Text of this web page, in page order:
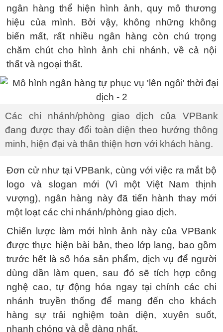
ngân hàng thể hiện hình ảnh, quy mô thương
hiệu của mình. Bởi vậy, không những không
biến mất, rất nhiều ngân hàng còn chú trọng
chăm chút cho hình ảnh chi nhánh, về cả nội
thất và ngoại thất.
Các chi nhánh/phòng giao dịch của VPBank
đang được thay đổi toàn diện theo hướng thông
minh, hiện đại và thân thiện hơn với khách hàng.
Đơn cử như tại VPBank, cùng với việc ra mắt bộ
logo và slogan mới (Vì một Việt Nam thịnh
vượng), ngân hàng này đã tiến hành thay mới
một loạt các chi nhánh/phòng giao dịch.
Chiến lược làm mới hình ảnh này của VPBank
được thực hiện bài bản, theo lớp lang, bao gồm
trước hết là số hóa sản phẩm, dịch vụ để người
dùng dần làm quen, sau đó sẽ tích hợp công
nghệ cao, tự động hóa ngay tại chính các chi
nhánh truyền thống để mang đến cho khách
hàng sự trải nghiệm toàn diện, xuyên suốt,
nhanh chóng và dễ dàng nhất.